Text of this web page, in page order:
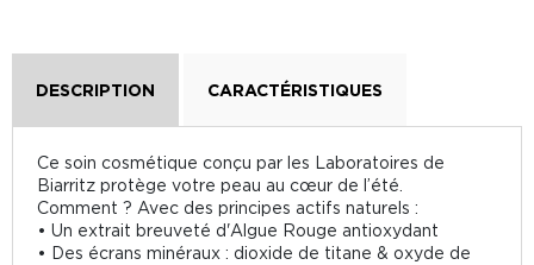
DESCRIPTION CARACTÉRISTIQUES
Ce soin cosmétique conçu par les Laboratoires de
Biarritz protège votre peau au cœur de l’été.
Comment ? Avec des principes actifs naturels :
• Un extrait breuveté d'Algue Rouge antioxydant
• Des écrans minéraux : dioxide de titane & oxyde de